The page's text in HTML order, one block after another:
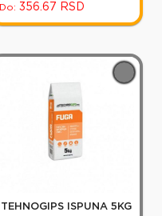
Do: 356.67 RSD
TEHNOGIPS ISPUNA 5KG